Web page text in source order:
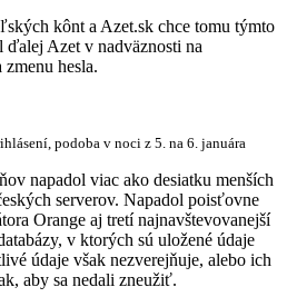
kônt a Azet.sk chce tomu týmto
ďalej Azet v nadväznosti na
hesla.
podoba v noci z 5. na 6. januára
napadol viac ako desiatku menších
serverov. Napadol poisťovne
Orange aj tretí najnavštevovanejší
v ktorých sú uložené údaje
údaje však nezverejňuje, alebo ich
aby sa nedali zneužiť.